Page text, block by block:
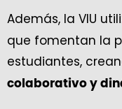
Además, la VIU
que fomentan la
estudiantes,
colaborativo y